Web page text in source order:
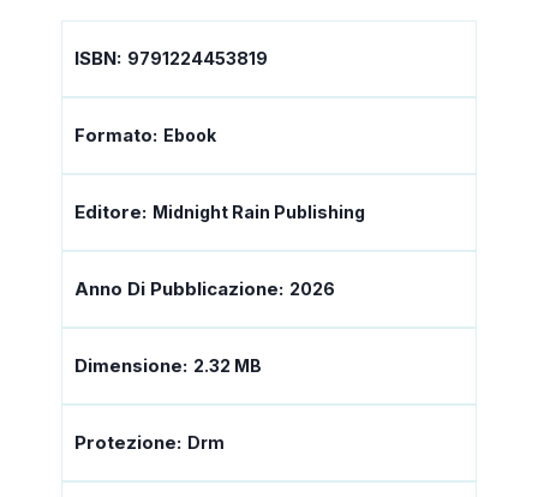
ISBN: 9791224453819
Formato: Ebook
Editore: Midnight Rain Publishing
Anno Di Pubblicazione: 2026
Dimensione: 2.32 MB
Protezione: Drm